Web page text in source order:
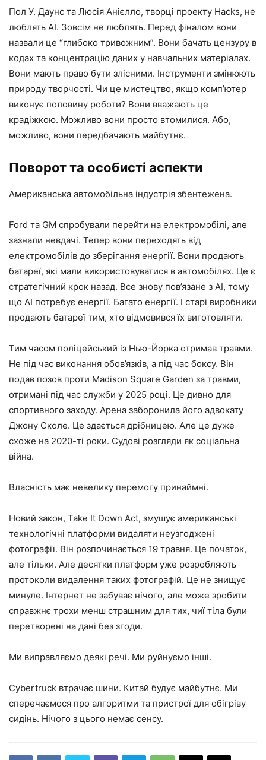
Пол У. Даунс та Люсія Анієлло, творці проекту Hacks, не
люблять АІ. Зовсім не люблять. Перед фіналом вони
назвали це “глибоко тривожним”. Вони бачать цензуру в
кодах та концентрацію даних у навчальних матеріалах.
Вони мають право бути злісними. Інструменти змінюють
природу творчості. Чи це мистецтво, якщо комп’ютер
виконує половину роботи? Вони вважають це
крадіжкою. Можливо вони просто втомилися. Або,
можливо, вони передбачають майбутнє.
Поворот та особисті аспекти
Американська автомобільна індустрія збентежена.
Ford та GM спробували перейти на електромобілі, але
зазнали невдачі. Тепер вони переходять від
електромобілів до зберігання енергії. Вони продають
батареї, які мали використовуватися в автомобілях. Це є
стратегічний крок назад. Все знову пов’язане з АІ, тому
що АІ потребує енергії. Багато енергії. І старі виробники
продають батареї тим, хто відмовився їх виготовляти.
Тим часом поліцейський із Нью-Йорка отримав травми.
Не під час виконання обов’язків, а під час боксу. Він
подав позов проти Madison Square Garden за травми,
отримані під час служби у 2025 році. Це дивно для
спортивного заходу. Арена заборонила його адвокату
Джону Сколе. Це здається дрібницею. Але це дуже
схоже на 2020-ті роки. Судові розгляди як соціальна
війна.
Власність має невелику перемогу принаймні.
Новий закон, Take It Down Act, змушує американські
технологічні платформи видаляти неузгоджені
фотографії. Він розпочинається 19 травня. Це початок,
але тільки. Але десятки платформ уже розробляють
протоколи видалення таких фотографій. Це не знищує
минуле. Інтернет не забуває нічого, але може зробити
справжнє трохи менш страшним для тих, чиї тіла були
перетворені на дані без згоди.
Ми виправляємо деякі речі. Ми руйнуємо інші.
Cybertruck втрачає шини. Китай будує майбутнє. Ми
сперечаємося про алгоритми та пристрої для обігріву
сидінь. Нічого з цього немає сенсу.